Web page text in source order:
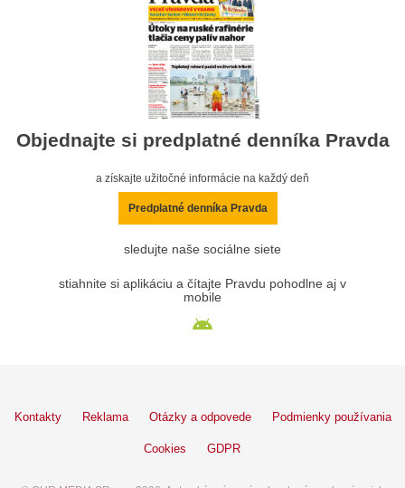
Objednajte si predplatné denníka Pravda
a získajte užitočné informácie na každý deň
Predplatné denníka Pravda
sledujte naše sociálne siete
stiahnite si aplikáciu a čítajte Pravdu pohodlne aj v
mobile
Kontakty Reklama Otázky a odpovede Podmienky používania
Cookies GDPR